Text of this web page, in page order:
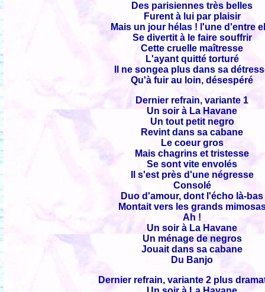
Des parisiennes très belles
Furent à lui par plaisir
Mais un jour hélas ! l'une d'entre
Se divertit à le faire souffrir
Cette cruelle maîtresse
L'ayant quitté torturé
Il ne songea plus dans sa
Qu'à fuir au loin, désespéré
Dernier refrain, variante 1
Un soir à La Havane
Un tout petit negro
Revint dans sa cabane
Le coeur gros
Mais chagrins et tristesse
Se sont vite envolés
Il s'est près d'une négresse
Consolé
Duo d'amour, dont l'écho là-bas
Montait vers les grands
Ah !
Un soir à La Havane
Un ménage de negros
Jouait dans sa cabane
Du Banjo
Dernier refrain, variante 2 plus